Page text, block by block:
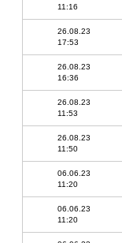
11:16
26.08.23
17:53
26.08.23
16:36
26.08.23
11:53
26.08.23
11:50
06.06.23
11:20
06.06.23
11:20